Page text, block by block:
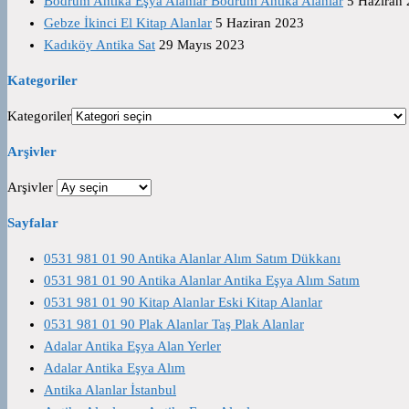
Gebze İkinci El Kitap Alanlar 5 Haziran 2023
Kadıköy Antika Sat 29 Mayıs 2023
Kategoriler
Kategoriler
Arşivler
Arşivler
Sayfalar
0531 981 01 90 Antika Alanlar Alım Satım Dükkanı
0531 981 01 90 Antika Alanlar Antika Eşya Alım Satım
0531 981 01 90 Kitap Alanlar Eski Kitap Alanlar
0531 981 01 90 Plak Alanlar Taş Plak Alanlar
Adalar Antika Eşya Alan Yerler
Adalar Antika Eşya Alım
Antika Alanlar İstanbul